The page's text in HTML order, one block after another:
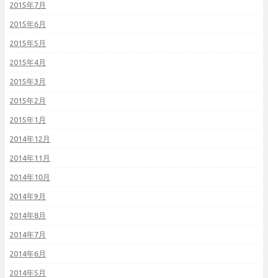
2015年7月
2015年6月
2015年5月
2015年4月
2015年3月
2015年2月
2015年1月
2014年12月
2014年11月
2014年10月
2014年9月
2014年8月
2014年7月
2014年6月
2014年5月